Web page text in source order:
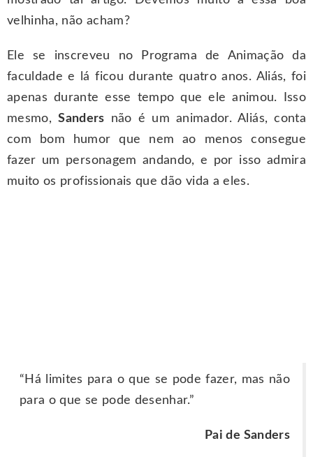
velhinha, não acham?
Ele se inscreveu no Programa de Animação da
faculdade e lá ficou durante quatro anos. Aliás, foi
apenas durante esse tempo que ele animou. Isso
mesmo,Sanders não é um animador. Aliás, conta
com bom humor que nem ao menos consegue
fazer um personagem andando, e por isso admira
muito os profissionais que dão vida a eles.
“Há limites para o que se pode fazer, mas não
para o que se pode desenhar.”
Pai de Sanders